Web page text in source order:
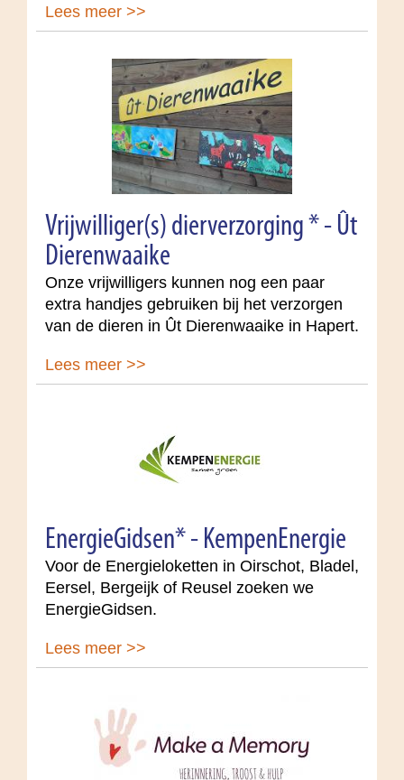
Lees meer >>
Vrijwilliger(s) dierverzorging * - Ût
Dierenwaaike
Onze vrijwilligers kunnen nog een paar
extra handjes gebruiken bij het verzorgen
van de dieren in Ût Dierenwaaike in Hapert.
Lees meer >>
EnergieGidsen* - KempenEnergie
Voor de Energieloketten in Oirschot, Bladel,
Eersel, Bergeijk of Reusel zoeken we
EnergieGidsen.
Lees meer >>